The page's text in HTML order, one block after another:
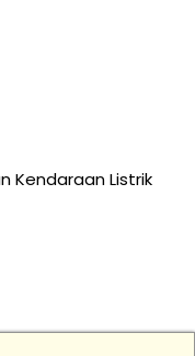
Kendaraan Listrik